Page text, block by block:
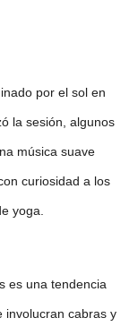
por el sol en
la sesión, algunos
música suave
curiosidad a los
yoga.
es una tendencia
involucran cabras y